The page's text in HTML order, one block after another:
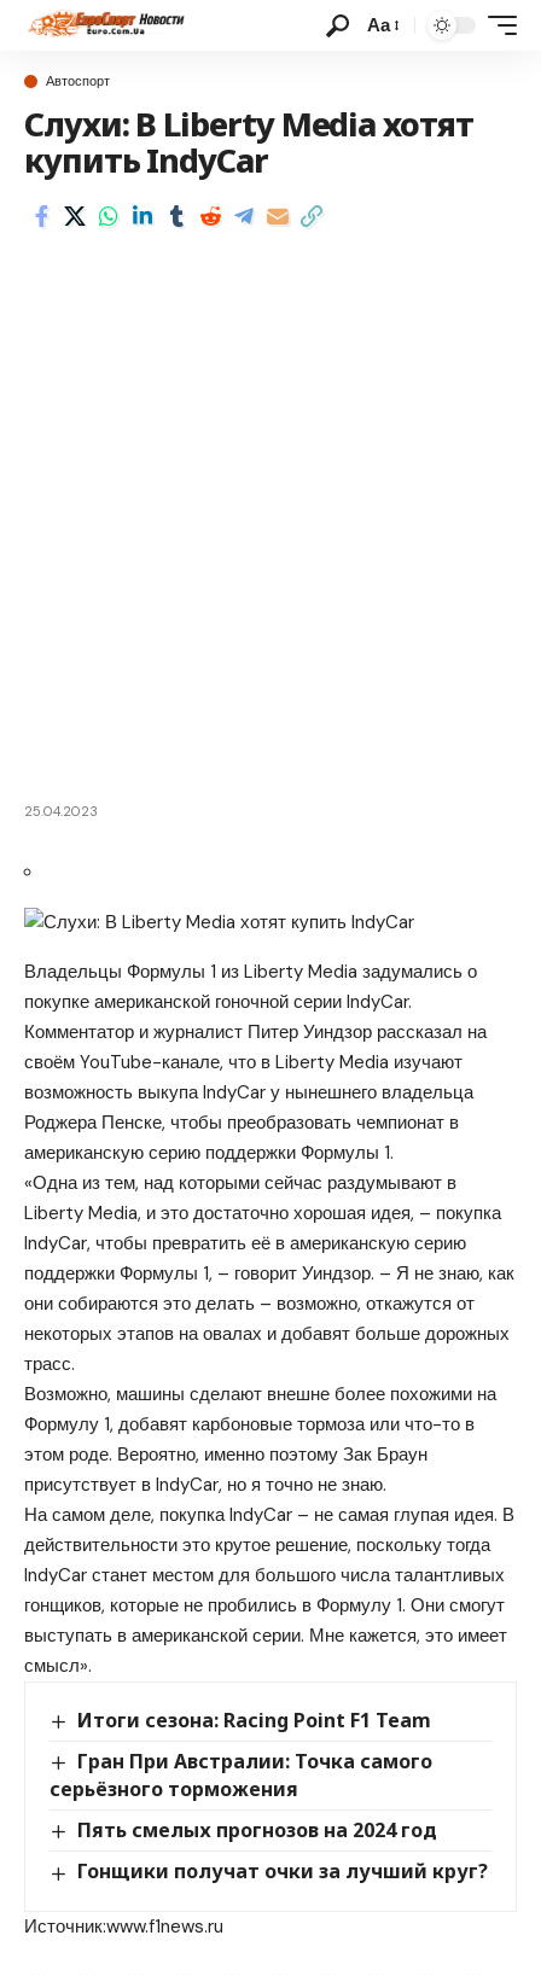
Аа
Автоспорт
Слухи: В Liberty Media хотят
купить IndyCar
25.04.2023
Владельцы Формулы 1 из Liberty Media задумались о
покупке американской гоночной серии IndyCar.
Комментатор и журналист Питер Уиндзор рассказал на
своём YouTube-канале, что в Liberty Media изучают
возможность выкупа IndyCar у нынешнего владельца
Роджера Пенске, чтобы преобразовать чемпионат в
американскую серию поддержки Формулы 1.
«Одна из тем, над которыми сейчас раздумывают в
Liberty Media, и это достаточно хорошая идея, – покупка
IndyCar, чтобы превратить её в американскую серию
поддержки Формулы 1, – говорит Уиндзор. – Я не знаю, как
они собираются это делать – возможно, откажутся от
некоторых этапов на овалах и добавят больше дорожных
трасс.
Возможно, машины сделают внешне более похожими на
Формулу 1, добавят карбоновые тормоза или что-то в
этом роде. Вероятно, именно поэтому Зак Браун
присутствует в IndyCar, но я точно не знаю.
На самом деле, покупка IndyCar – не самая глупая идея. В
действительности это крутое решение, поскольку тогда
IndyCar станет местом для большого числа талантливых
гонщиков, которые не пробились в Формулу 1. Они смогут
выступать в американской серии. Мне кажется, это имеет
смысл».
Итоги сезона: Racing Point F1 Team
Гран При Австралии: Точка самого
серьёзного торможения
Пять смелых прогнозов на 2024 год
Гонщики получат очки за лучший круг?
Источник:www.f1news.ru